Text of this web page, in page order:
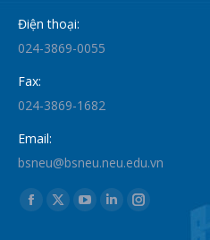
Điện thoại:
024-3869-0055
Fax:
024-3869-1682
Email:
bsneu@bsneu.neu.edu.vn
Find us on:
Facebook
X
YouTube
LinkedinInstagram